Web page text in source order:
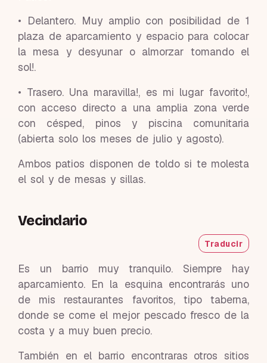
• Delantero. Muy amplio con posibilidad de 1
plaza de aparcamiento y espacio para colocar
la mesa y desyunar o almorzar tomando el
sol!.
• Trasero. Una maravilla!, es mi lugar favorito!,
con acceso directo a una amplia zona verde
con césped, pinos y piscina comunitaria
(abierta solo los meses de julio y agosto).
Ambos patios disponen de toldo si te molesta
el sol y de mesas y sillas.
Vecindario
Traducir
Es un barrio muy tranquilo. Siempre hay
aparcamiento. En la esquina encontrarás uno
de mis restaurantes favoritos, tipo taberna,
donde se come el mejor pescado fresco de la
costa y a muy buen precio.
También en el barrio encontraras otros sitios